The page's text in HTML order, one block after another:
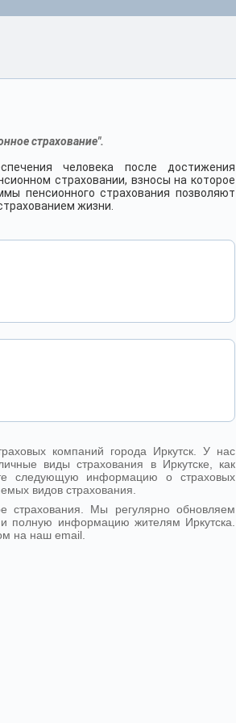
страхование".
человека после достижения
страховании, взносы на которое
пенсионного страхования позволяют
жизни.
компаний города Иркутск. У нас
виды страхования в Иркутске, как
следующую информацию о страховых
видов страхования.
Мы регулярно обновляем
полную информацию жителям Иркутска.
на наш email.